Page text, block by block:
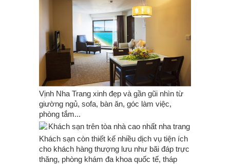
Vịnh Nha Trang xinh đẹp và gần gũi nhìn từ
giường ngủ, sofa, bàn ăn, góc làm việc,
phòng tắm...
Khách sạn còn thiết kế nhiều dịch vụ tiện ích
cho khách hàng thượng lưu như bãi đáp trực
thăng, phòng khám đa khoa quốc tế, tháp